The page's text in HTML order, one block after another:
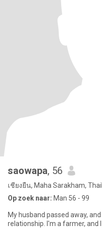
saowapa, 56
เชียงยืน, Maha Sarakham,
Op zoek naar: Man 56 - 99
My husband passed away,
relationship. I'm a farmer, and